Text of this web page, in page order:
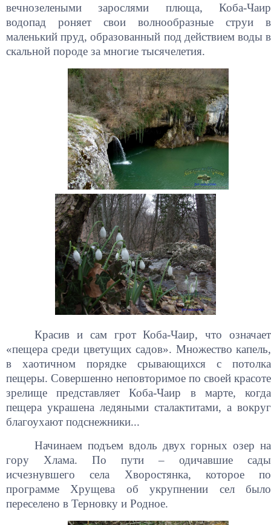
вечнозелеными зарослями плюща, Коба-Чаир
водопад роняет свои волнообразные струи в
маленький пруд, образованный под действием воды в
скальной породе за многие тысячелетия.
Красив и сам грот Коба-Чаир, что означает
«пещера среди цветущих садов». Множество капель,
в хаотичном порядке срывающихся с потолка
пещеры. Совершенно неповторимое по своей красоте
зрелище представляет Коба-Чаир в марте, когда
пещера украшена ледяными сталактитами, а вокруг
благоухают подснежники...
Начинаем подъем вдоль двух горных озер на
гору Хлама. По пути – одичавшие сады
исчезнувшего села Хворостянка, которое по
программе Хрущева об укрупнении сел было
переселено в Терновку и Родное.